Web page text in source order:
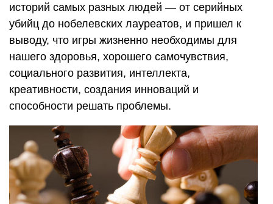
историй самых разных людей — от серийных
убийц до нобелевских лауреатов, и пришел к
выводу, что игры жизненно необходимы для
нашего здоровья, хорошего самочувствия,
социального развития, интеллекта,
креативности, создания инноваций и
способности решать проблемы.